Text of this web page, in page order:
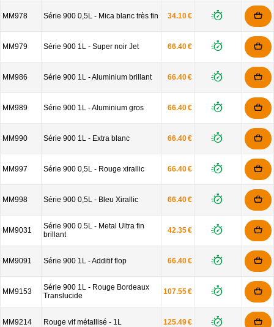
MM978 Série 900 0,5L - Mica blanc très fin 34.10 €
MM979 Série 900 1L - Super noir Jet 66.40 €
MM986 Série 900 1L - Aluminium brillant 66.40 €
MM989 Série 900 1L - Aluminium gros 66.40 €
MM990 Série 900 1L - Extra blanc 66.40 €
MM997 Série 900 0,5L - Rouge xirallic 66.40 €
MM998 Série 900 0,5L - Bleu Xirallic 66.40 €
MM9031
Série 900 0.5L - Metal Ultra fin
brillant
42.35 €
MM9091 Série 900 1L - Additif flop 66.40 €
MM9153
Série 900 1L - Rouge Bordeaux
Translucide
107.55 €
MM9214 Rouge vif métallisé - 1L 125.49 €